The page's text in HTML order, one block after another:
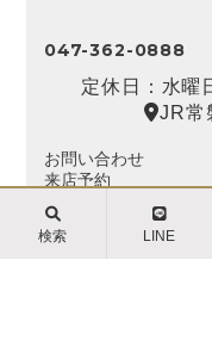
047-362-0888
定休日：水曜
JR常
お問い合わせ
来店予約
会員登録
検索 LINE